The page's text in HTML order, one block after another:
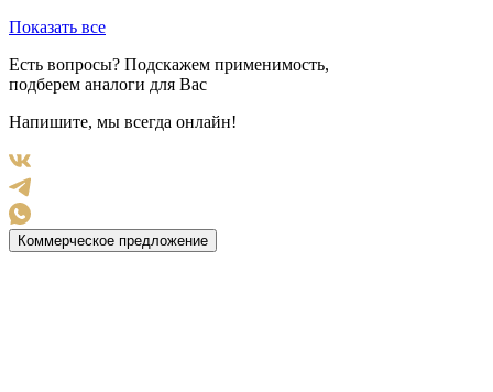
Показать все
Есть вопросы? Подскажем применимость,
подберем аналоги для Вас
Напишите, мы всегда онлайн!
Коммерческое предложение